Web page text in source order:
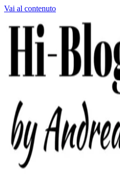
Vai al contenuto